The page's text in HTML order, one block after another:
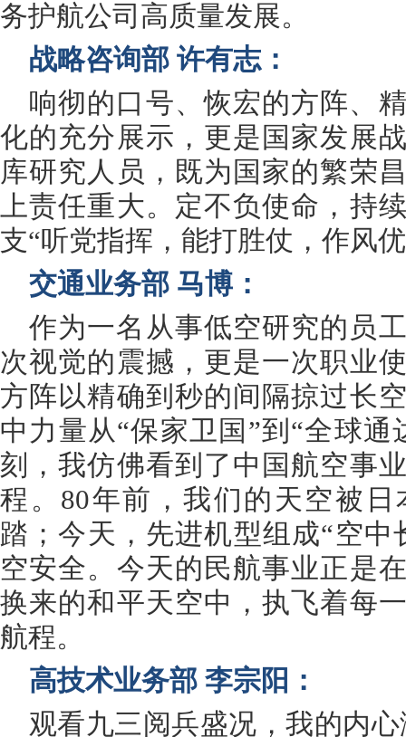
务护航公司高质量发展。
战略咨询部 许有志：
响彻的口号、恢宏的方阵、
化的充分展示，更是国家发展
库研究人员，既为国家的繁荣
上责任重大。定不负使命，持
支“听党指挥，能打胜仗，作风
交通业务部 马博：
作为一名从事低空研究的员
次视觉的震撼，更是一次职业
方阵以精确到秒的间隔掠过长
中力量从“保家卫国”到“全球
刻，我仿佛看到了中国航空事
程。80年前，我们的天空被
踏；今天，先进机型组成“空中
空安全。今天的民航事业正是
换来的和平天空中，执飞着每
航程。
高技术业务部 李宗阳：
观看九三阅兵盛况，我的内